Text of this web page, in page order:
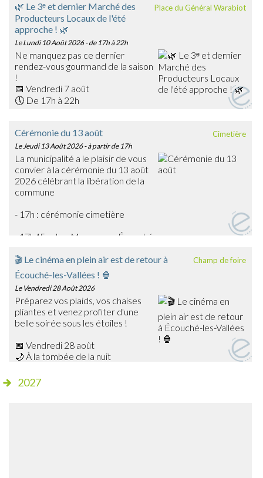
Place du Général Warabiot
🌿 Le 3ᵉ et dernier Marché des
Producteurs Locaux de l'été
approche ! 🌿
Le Lundi 10 Août 2026- de 17h à 22h
Ne manquez pas ce dernier
rendez-vous gourmand de la saison
!
📅 Vendredi 7 août
🕔 De 17h à 22h
savoir-faire et faire le plein de produits frais, artisanaux et
de saison : confitures, boissons, œufs, légumes,
gourmandises… et bien d'autres trésors du terroir !
🎶 La soirée sera également animée en musique par
Emmanuel Toutain, pour une ambiance festive et
chaleureuse.
un agréable moment en famille ou entre amis et soutenir
➡️ On vous attend nombreux pour clôturer en beauté
cette belle saison des marchés !
Cimetière
Cérémonie du 13 août
Le Jeudi 13 Août 2026- à partir de 17h
La municipalité a le plaisir de vous
convier à la cérémonie du 13 août
2026 célébrant la libération de la
commune
- 17h : cérémonie cimetière
- 17h45 : char Massaoua - Écouché
Champ de foire
🎬 Le cinéma en plein air est de retour à
Écouché-les-Vallées ! 🍿
Le Vendredi 28 Août 2026
Préparez vos plaids, vos chaises
pliantes et venez profiter d'une
belle soirée sous les étoiles !
📅 Vendredi 28 août
🌙 À la tombée de la nuit
🎥 Cette année, découvrez Les Bad Guys, un film
2027